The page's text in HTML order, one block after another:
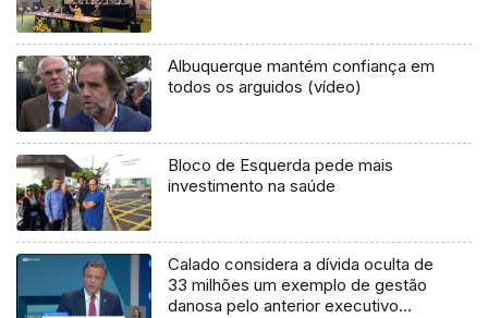
Albuquerque mantém confiança em
todos os arguidos (vídeo)
Bloco de Esquerda pede mais
investimento na saúde
Calado considera a dívida oculta de
33 milhões um exemplo de gestão
danosa pelo anterior executivo